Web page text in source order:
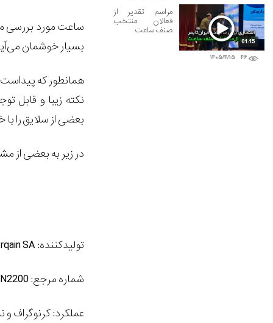
ساعت مورد بررسی
بسیار خوشمان می
همانطور که پیداست
بعضی از سلایق را
در زیر به بعضی از
تولیدکننده:SA
شماره مرجع:N2200
عملکرد: کرنوگراف و
۴۶ ۱۴۰۵/۴/۱۵
01:15
مراسم تقدیر از
فعالان منتخب
صنف ساعت